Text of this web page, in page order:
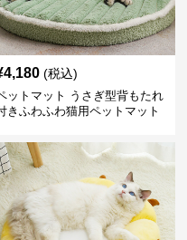
4,180 (税込)
ットマット うさぎ型背もたれ
きふわふわ猫用ペットマット